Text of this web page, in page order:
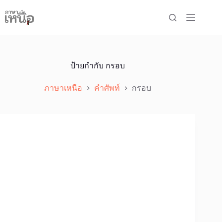
to
content
ป้ายกำกับ กรอบ
ภาษาเหนือ คำศัพท์ กรอบ